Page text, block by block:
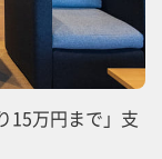
15万円まで」支